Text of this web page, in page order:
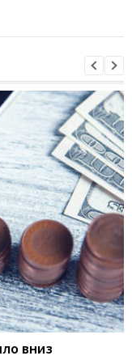
вниз